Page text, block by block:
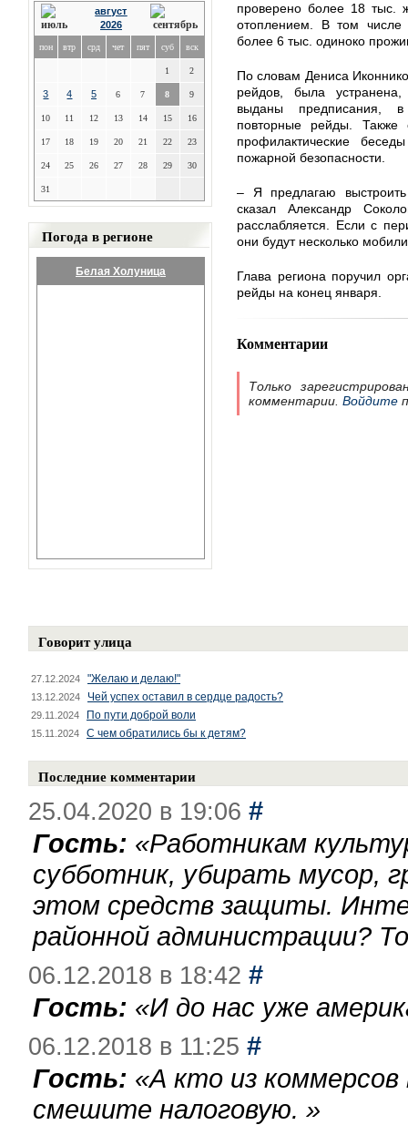
август
2026
пон втр срд чет пят суб вск
1 2
3 4 5 6 7 8 9
10 11 12 13 14 15 16
17 18 19 20 21 22 23
24 25 26 27 28 29 30
31
Погода в регионе
Белая Холуница
проверено более 18
отоплением. В том
более 6 тыс. одиноко
По словам Дениса
рейдов, была
выданы предписания, в
повторные рейды.
профилактические
пожарной безопасности.
– Я предлагаю
сказал Александр
расслабляется. Если с
они будут несколько
Глава региона поручил
рейды на конец января.
Комментарии
Только
комментарии. Войдите
Говорит улица
27.12.2024 "Желаю и делаю!"
13.12.2024 Чей успех оставил в сердце радость?
29.11.2024 По пути доброй воли
15.11.2024 С чем обратились бы к детям?
Последние комментарии
25.04.2020 в 19:06 #
Гость: «Работникам
субботник, убирать мусор,
этом средств защиты.
районной администрации?
06.12.2018 в 18:42 #
Гость: «И до нас уже
06.12.2018 в 11:25 #
Гость: «А кто из
смешите налоговую. »